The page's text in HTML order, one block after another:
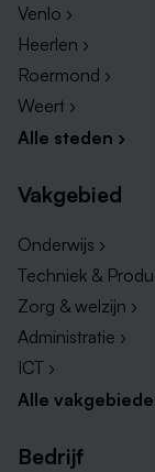
Venlo ›
Heerlen ›
Roermond ›
Weert ›
Alle steden ›
Vakgebied
Onderwijs ›
Techniek &
Zorg & welzijn ›
Administratie ›
ICT ›
Alle
Bedrijf